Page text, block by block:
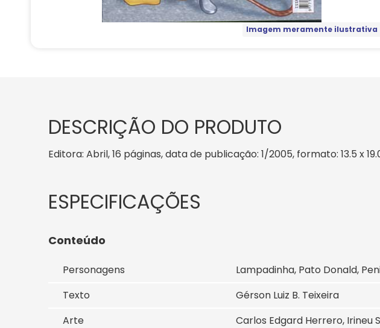
Imagem meramente ilustrativa
DESCRIÇÃO DO PRODUTO
Editora: Abril, 16 páginas, data de publicação: 1/2005, formato: 13.5 x
Conteúdo
Personagens
Lampadinha, Pato Donald,
Texto
Gérson Luiz B. Teixeira
Arte
Carlos Edgard Herrero, Irineu